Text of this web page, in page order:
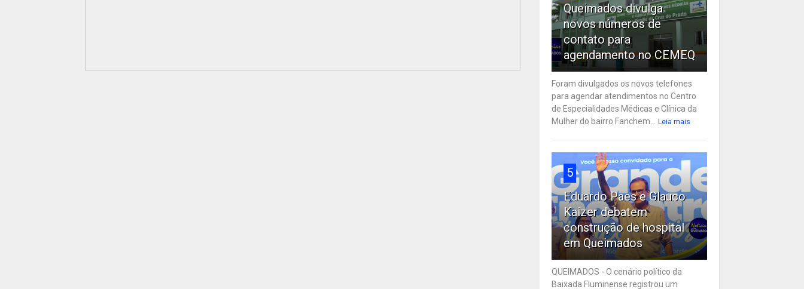
Queimados divulga
novos números de
contato para
agendamento no CEMEQ
Foram divulgados os novos telefones
para agendar atendimentos no Centro
de Especialidades Médicas e Clínica da
Mulher do bairro Fanchem...
Leia mais
5
Eduardo Paes e Glauco
Kaizer debatem
construção de hospital
em Queimados
QUEIMADOS - O cenário político da
Baixada Fluminense registrou um